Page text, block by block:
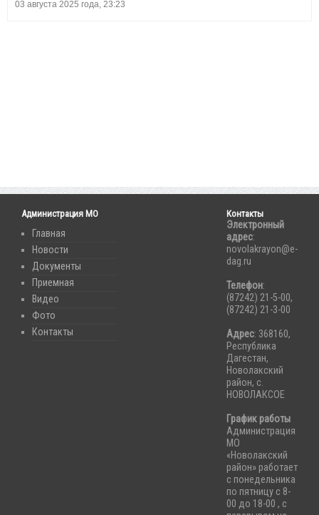
03 августа 2025 года, 23:23
Администрация МО
Главная
Новости
Документы
Приемная
Видео
Фото
Контакты
Контакты
Электронный
адрес:
novolakrayon@e-
dag.ru
Телефон:
(87242) 21-5-00,
(87242) 21-3-00
Адрес: 368160,
Республика
Дагестан,
Новолакский
район, с.
НОВОЛАКСОЕ
График работы
Администрация
МО
«Новолакский
район» работает
с понедельника
по пятницу с 8-
00 до 18-00 , с